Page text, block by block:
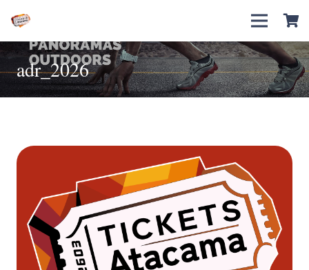
adr_2026